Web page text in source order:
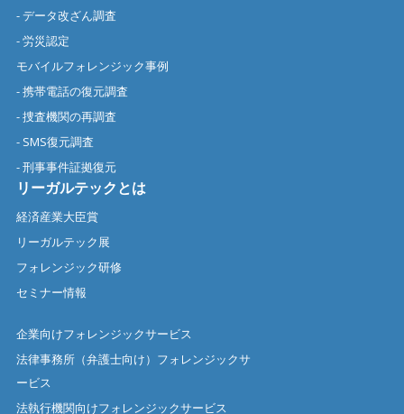
- データ改ざん調査
- 労災認定
モバイルフォレンジック事例
- 携帯電話の復元調査
- 捜査機関の再調査
- SMS復元調査
- 刑事事件証拠復元
リーガルテックとは
経済産業大臣賞
リーガルテック展
フォレンジック研修
セミナー情報
企業向けフォレンジックサービス
法律事務所（弁護士向け）フォレンジックサ
ービス
法執行機関向けフォレンジックサービス